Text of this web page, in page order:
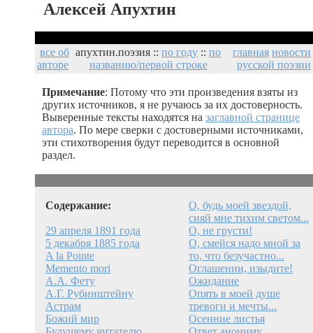
Алексей Апухтин
все об
авторе
апухтин.поэзия :: по году :: по
названию/первой строке
главная новости
русской поэзии
Примечание: Потому что эти произведения взяты из
других источников, я не ручаюсь за их достоверность.
Выверенные тексты находятся на заглавной странице
автора. По мере сверки с достоверными источниками,
эти стихотворения будут переводится в основной
раздел.
Содержание:
29 апреля 1891 года
5 декабря 1885 года
A la Pointe
Memento mori
А.А. Фету
А.Г. Рубинштейну
Астрам
Божий мир
О, будь моей звездой,
сияй мне тихим светом...
О, не грусти!
О, смейся надо мной за
то, что безучастно...
Оглашении, изыдите!
Ожидание
Опять в моей душе
тревоги и мечты...
Осенние листья